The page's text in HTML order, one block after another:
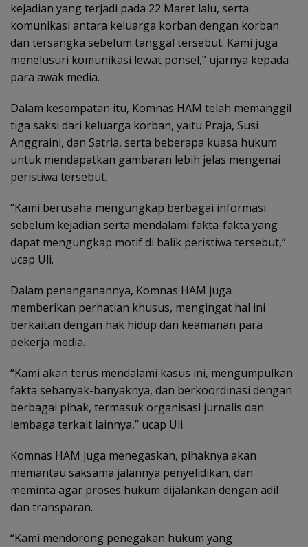
kejadian yang terjadi pada 22 Maret lalu, serta
komunikasi antara keluarga korban dengan korban
dan tersangka sebelum tanggal tersebut. Kami juga
menelusuri komunikasi lewat ponsel,” ujarnya kepada
para awak media.
Dalam kesempatan itu, Komnas HAM telah memanggil
tiga saksi dari keluarga korban, yaitu Praja, Susi
Anggraini, dan Satria, serta beberapa kuasa hukum
untuk mendapatkan gambaran lebih jelas mengenai
peristiwa tersebut.
“Kami berusaha mengungkap berbagai informasi
sebelum kejadian serta mendalami fakta-fakta yang
dapat mengungkap motif di balik peristiwa tersebut,”
ucap Uli.
Dalam penanganannya, Komnas HAM juga
memberikan perhatian khusus, mengingat hal ini
berkaitan dengan hak hidup dan keamanan para
pekerja media.
“Kami akan terus mendalami kasus ini, mengumpulkan
fakta sebanyak-banyaknya, dan berkoordinasi dengan
berbagai pihak, termasuk organisasi jurnalis dan
lembaga terkait lainnya,” ucap Uli.
Komnas HAM juga menegaskan, pihaknya akan
memantau saksama jalannya penyelidikan, dan
meminta agar proses hukum dijalankan dengan adil
dan transparan.
“Kami mendorong penegakan hukum yang